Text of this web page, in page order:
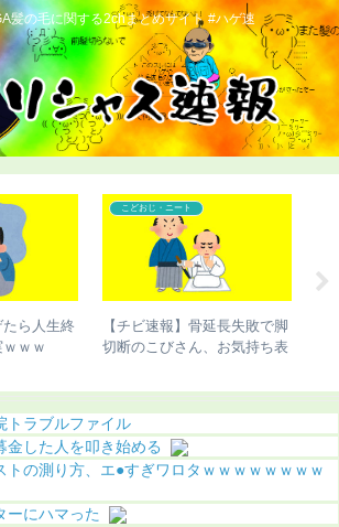
髪の毛に関する2chまとめサイト #ハゲ速
さん、世界
まうｗｗ
コンプレックス
【ハゲ速報】市原隼人さん、
また髪の毛がなくなってしま
トラブルファイル
金した人を叩き始める
トの測り方、エ●すぎワロタｗｗｗｗｗｗｗｗ
ーにハマった